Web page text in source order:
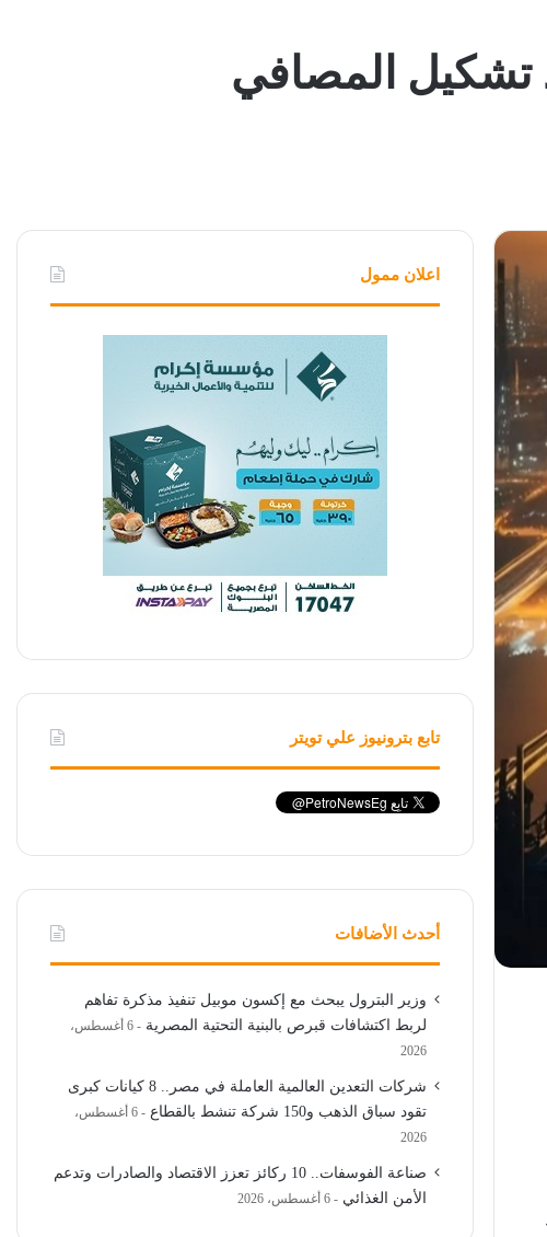
اعلان ممول
تابع بترونيوز علي تويتر
أحدث الأضافات
وزير البترول يبحث مع إكسون موبيل تنفيذ مذكرة تفاهم
لربط اكتشافات قبرص بالبنية التحتية المصرية
6 أغسطس،
2026
شركات التعدين العالمية العاملة في مصر.. 8 كيانات كبرى
تقود سباق الذهب و150 شركة تنشط بالقطاع
6 أغسطس،
2026
صناعة الفوسفات.. 10 ركائز تعزز الاقتصاد والصادرات وتدعم
الأمن الغذائي
6 أغسطس، 2026